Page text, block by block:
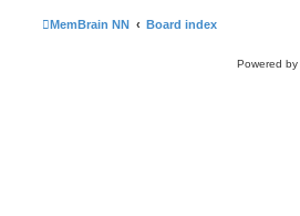
MemBrain NN Board index
Powered by